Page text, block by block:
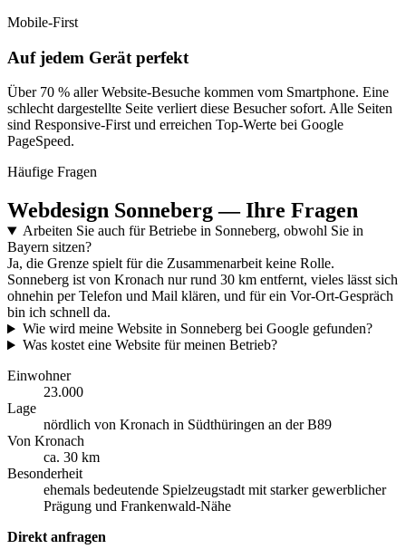
Mobile-First
Auf jedem Gerät perfekt
Über 70 % aller Website-Besuche kommen vom Smartphone. Eine
schlecht dargestellte Seite verliert diese Besucher sofort. Alle Seiten
sind Responsive-First und erreichen Top-Werte bei Google
PageSpeed.
Häufige Fragen
Webdesign Sonneberg — Ihre Fragen
Arbeiten Sie auch für Betriebe in Sonneberg, obwohl Sie in
Bayern sitzen?
Ja, die Grenze spielt für die Zusammenarbeit keine Rolle.
Sonneberg ist von Kronach nur rund 30 km entfernt, vieles lässt sich
ohnehin per Telefon und Mail klären, und für ein Vor-Ort-Gespräch
bin ich schnell da.
Wie wird meine Website in Sonneberg bei Google gefunden?
Was kostet eine Website für meinen Betrieb?
Einwohner
23.000
Lage
nördlich von Kronach in Südthüringen an der B89
Von Kronach
ca. 30 km
Besonderheit
ehemals bedeutende Spielzeugstadt mit starker gewerblicher
Prägung und Frankenwald-Nähe
Direkt anfragen